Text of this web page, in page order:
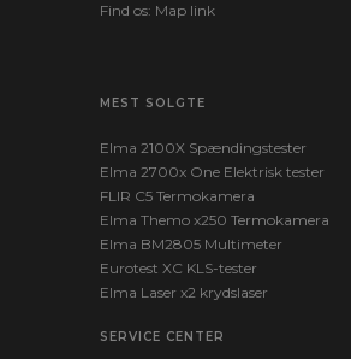
Find os: Map link
MEST SOLGTE
Elma 2100X Spændingstester
Elma 2700x One Elektrisk tester
FLIR C5 Termokamera
Elma Themo x250 Termokamera
Elma BM2805 Multimeter
Eurotest XC KLS-tester
Elma Laser x2 krydslaser
SERVICE CENTER